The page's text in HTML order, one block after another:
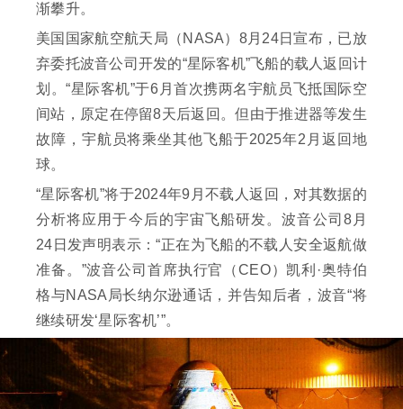
渐攀升。
美国国家航空航天局（NASA）8月24日宣布，已放
弃委托波音公司开发的“星际客机”飞船的载人返回计
划。“星际客机”于6月首次携两名宇航员飞抵国际空
间站，原定在停留8天后返回。但由于推进器等发生
故障，宇航员将乘坐其他飞船于2025年2月返回地
球。
“星际客机”将于2024年9月不载人返回，对其数据的
分析将应用于今后的宇宙飞船研发。波音公司8月
24日发声明表示：“正在为飞船的不载人安全返航做
准备。”波音公司首席执行官（CEO）凯利·奥特伯
格与NASA局长纳尔逊通话，并告知后者，波音“将
继续研发‘星际客机’”。